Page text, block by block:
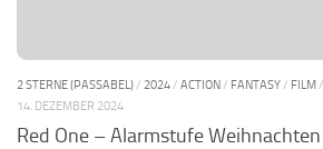
2 STERNE (PASSABEL)/ 2024/ ACTION/ FANTASY/ FILM/
14. DEZEMBER 2024
Red One – Alarmstufe Weihnachten